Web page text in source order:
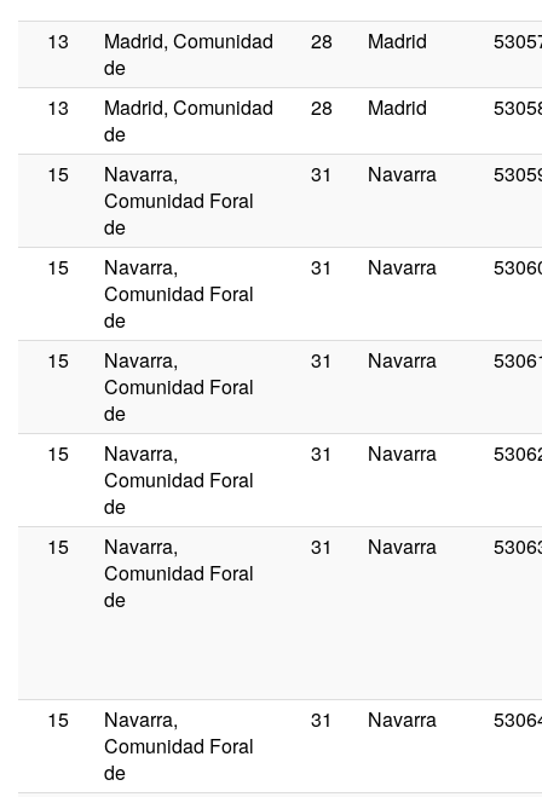
13
Madrid, Comunidad
de
28 Madrid
13
Madrid, Comunidad
de
28 Madrid
15
Navarra,
Comunidad Foral
de
31 Navarra
15
Navarra,
Comunidad Foral
de
31 Navarra
15
Navarra,
Comunidad Foral
de
31 Navarra
15
Navarra,
Comunidad Foral
de
31 Navarra
15
Navarra,
Comunidad Foral
de
31 Navarra
15
Navarra,
Comunidad Foral
de
31 Navarra